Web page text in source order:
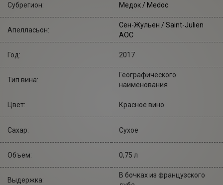
Субрегион: Медок / Medoc
Апелласьон:
Сен-Жульен / Saint-Julien
AOC
Год: 2017
Тип вина:
Географического
наименования
Цвет: Красное вино
Сахар: Сухое
Объем: 0,75 л
Выдержка:
В бочках из французского